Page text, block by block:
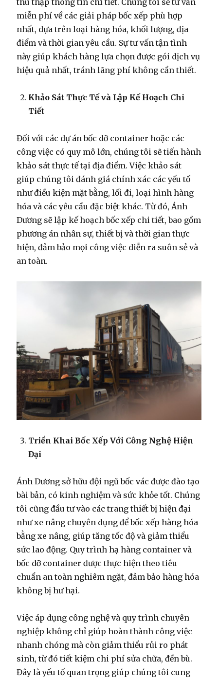
thu thập thông tin chi tiết. Chúng tôi sẽ tư vấn
miễn phí về các giải pháp bốc xếp phù hợp
nhất, dựa trên loại hàng hóa, khối lượng, địa
điểm và thời gian yêu cầu. Sự tư vấn tận tình
này giúp khách hàng lựa chọn được gói dịch vụ
hiệu quả nhất, tránh lãng phí không cần thiết.
Khảo Sát Thực Tế và Lập Kế Hoạch Chi
Tiết
Đối với các dự án bốc dỡ container hoặc các
công việc có quy mô lớn, chúng tôi sẽ tiến hành
khảo sát thực tế tại địa điểm. Việc khảo sát
giúp chúng tôi đánh giá chính xác các yếu tố
như điều kiện mặt bằng, lối đi, loại hình hàng
hóa và các yêu cầu đặc biệt khác. Từ đó, Ánh
Dương sẽ lập kế hoạch bốc xếp chi tiết, bao gồm
phương án nhân sự, thiết bị và thời gian thực
hiện, đảm bảo mọi công việc diễn ra suôn sẻ và
an toàn.
Triển Khai Bốc Xếp Với Công Nghệ Hiện
Đại
Ánh Dương sở hữu đội ngũ bốc vác được đào tạo
bài bản, có kinh nghiệm và sức khỏe tốt. Chúng
tôi cũng đầu tư vào các trang thiết bị hiện đại
như xe nâng chuyên dụng để bốc xếp hàng hóa
bằng xe nâng, giúp tăng tốc độ và giảm thiểu
sức lao động. Quy trình hạ hàng container và
bốc dỡ container được thực hiện theo tiêu
chuẩn an toàn nghiêm ngặt, đảm bảo hàng hóa
không bị hư hại.
Việc áp dụng công nghệ và quy trình chuyên
nghiệp không chỉ giúp hoàn thành công việc
nhanh chóng mà còn giảm thiểu rủi ro phát
sinh, từ đó tiết kiệm chi phí sửa chữa, đền bù.
Đây là yếu tố quan trọng giúp chúng tôi cung